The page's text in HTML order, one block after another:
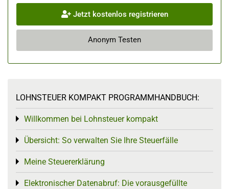
Jetzt kostenlos registrieren
Anonym Testen
LOHNSTEUER KOMPAKT PROGRAMMHANDBUCH:
Willkommen bei Lohnsteuer kompakt
Toggle menu
Übersicht: So verwalten Sie Ihre Steuerfälle
Toggle menu
Meine Steuererklärung
Toggle menu
Elektronischer Datenabruf: Die vorausgefüllte
Toggle menu